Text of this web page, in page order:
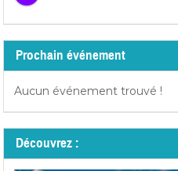
Prochain événement
Aucun événement trouvé !
Découvrez :